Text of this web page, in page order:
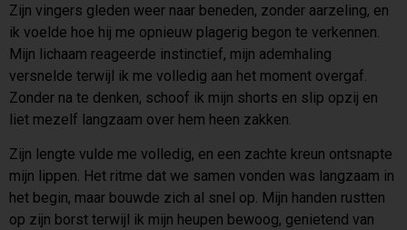
Zijn vingers gleden weer naar beneden, zonder aarzeling, en
ik voelde hoe hij me opnieuw plagerig begon te verkennen.
Mijn lichaam reageerde instinctief, mijn ademhaling
versnelde terwijl ik me volledig aan het moment overgaf.
Zonder na te denken, schoof ik mijn shorts en slip opzij en
liet mezelf langzaam over hem heen zakken.
Zijn lengte vulde me volledig, en een zachte kreun ontsnapte
mijn lippen. Het ritme dat we samen vonden was langzaam in
het begin, maar bouwde zich al snel op. Mijn handen rustten
op zijn borst terwijl ik mijn heupen bewoog, genietend van